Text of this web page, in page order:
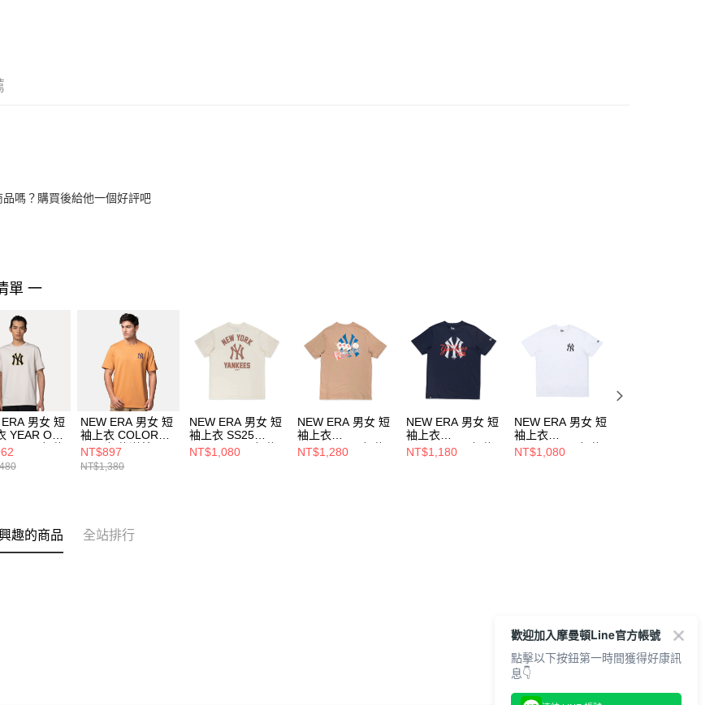
嗎？購買後給他一個好評吧
單 一
男女 短
YEAR OF
紐約
灰
NEW ERA 男女 短
袖上衣 COLOR
ERA 紐約洋基
NE14499041
NT$897
NT$1,380
NEW ERA 男女 短
袖上衣 SS25
ESSENTIAL 紐約
洋基 NE14499033
NT$1,080
NEW ERA 男女 短
袖上衣
ESSENTIAL 紐約
洋基 NE14364817
NT$1,280
NEW ERA 男女 短
袖上衣
ESSENTIAL 紐約
洋基 NE14364816
NT$1,180
NEW ERA 男女 短
袖上衣
ESSENTIAL 紐約
洋基 NE12849115
NT$1,080
趣的商品 全站排行
歡迎加入摩曼頓Line官方帳號
點擊以下按鈕第一時間獲得好康訊
息👇